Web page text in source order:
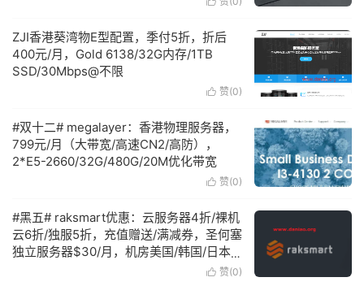
ZJI香港葵湾物E型配置，季付5折，折后
400元/月，Gold 6138/32G内存/1TB
SSD/30Mbps@不限
 赞(0)
#双十二# megalayer：香港物理服务器，
799元/月（大带宽/高速CN2/高防），
2*E5-2660/32G/480G/20M优化带宽
 赞(0)
#黑五# raksmart优惠：云服务器4折/裸机
云6折/独服5折，充值赠送/满减券，圣何塞
独立服务器$30/月，机房美国/韩国/日本/
 赞(0)